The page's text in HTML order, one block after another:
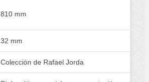
810 mm
32 mm
Colección de Rafael Jorda